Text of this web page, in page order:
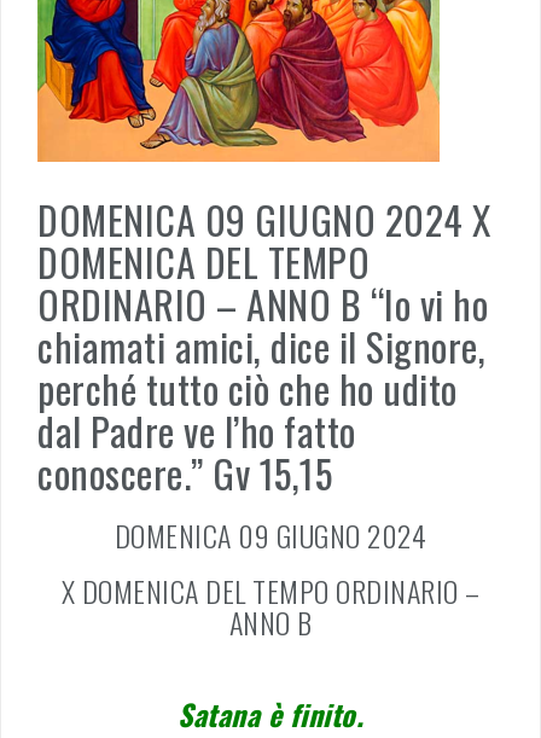
DOMENICA 09 GIUGNO 2024 X
DOMENICA DEL TEMPO
ORDINARIO – ANNO B “Io vi ho
chiamati amici, dice il Signore,
perché tutto ciò che ho udito
dal Padre ve l’ho fatto
conoscere.” Gv 15,15
DOMENICA 09 GIUGNO 2024
X DOMENICA DEL TEMPO ORDINARIO –
ANNO B
Satana è finito.